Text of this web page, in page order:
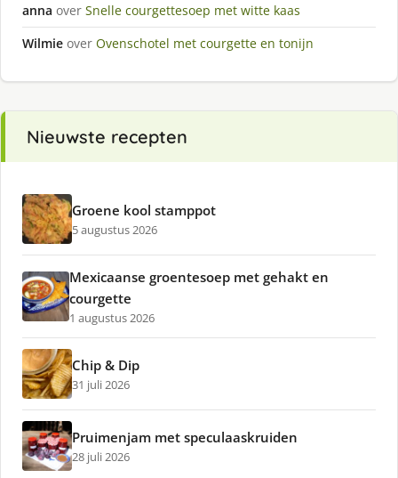
anna over Snelle courgettesoep met witte kaas
Wilmie over Ovenschotel met courgette en tonijn
Nieuwste recepten
Groene kool stamppot
5 augustus 2026
Mexicaanse groentesoep met gehakt en
courgette
1 augustus 2026
Chip & Dip
31 juli 2026
Pruimenjam met speculaaskruiden
28 juli 2026